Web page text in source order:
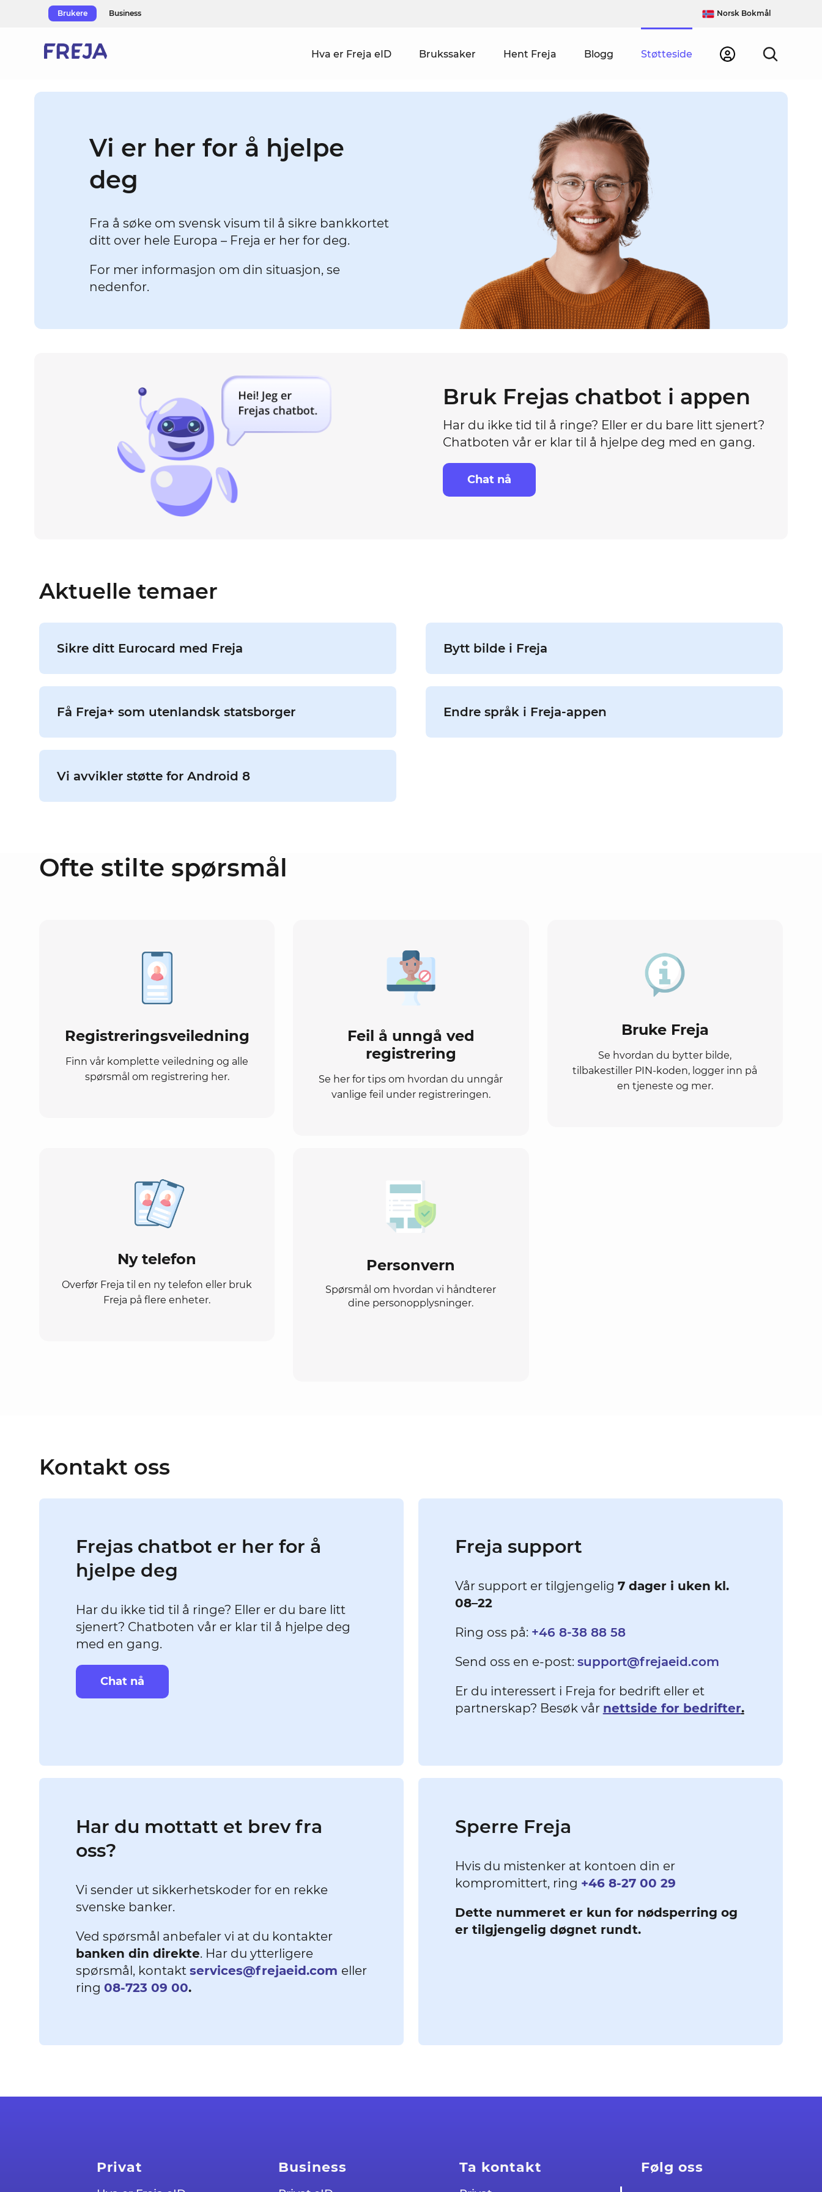
Brukere Business Norsk Bokmål
Hva er Freja eID Brukssaker Hent Freja Blogg Støtteside
Vi er her for å hjelpe
deg
Fra å søke om svensk visum til å sikre bankkortet
ditt over hele Europa – Freja er her for deg.
For mer informasjon om din situasjon, se
nedenfor.
Bruk Frejas chatbot i appen
Har du ikke tid til å ringe? Eller er du bare litt sjenert?
Chatboten vår er klar til å hjelpe deg med en gang.
Chat nå
Aktuelle temaer
Sikre ditt Eurocard med Freja Bytt bilde i Freja
Få Freja+ som utenlandsk statsborger Endre språk i Freja-appen
Vi avvikler støtte for Android 8
Ofte stilte spørsmål
Registreringsveiledning
Finn vår komplette veiledning og alle
spørsmål om registrering her.
Feil å unngå ved
registrering
Se her for tips om hvordan du unngår
vanlige feil under registreringen.
Bruke Freja
Se hvordan du bytter bilde,
tilbakestiller PIN-koden, logger inn på
en tjeneste og mer.
Ny telefon
Overfør Freja til en ny telefon eller bruk
Freja på flere enheter.
Personvern
Spørsmål om hvordan vi håndterer
dine personopplysninger.
Kontakt oss
Frejas chatbot er her for å
hjelpe deg
Har du ikke tid til å ringe? Eller er du bare litt
sjenert? Chatboten vår er klar til å hjelpe deg
med en gang.
Chat nå
Freja support
Vår support er tilgjengelig 7 dager i uken kl.
08–22
Ring oss på: +46 8-38 88 58
Send oss en e-post: support@frejaeid.com
Er du interessert i Freja for bedrift eller et
partnerskap? Besøk vår nettside for bedrifter.
Har du mottatt et brev fra
oss?
Vi sender ut sikkerhetskoder for en rekke
svenske banker.
Ved spørsmål anbefaler vi at du kontakter
banken din direkte. Har du ytterligere
spørsmål, kontakt services@frejaeid.com eller
ring 08-723 09 00.
Sperre Freja
Hvis du mistenker at kontoen din er
kompromittert, ring +46 8-27 00 29
Dette nummeret er kun for nødsperring og
er tilgjengelig døgnet rundt.
Privat Business Ta kontakt Følg oss